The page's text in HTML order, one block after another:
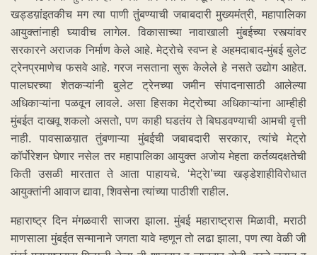
खड्डय़ांइतकीच मग त्या पाणी तुंबण्याची जबाबदारी मुख्यमंत्री, महापालिका
आयुक्तांनाही घ्यावीच लागेल. विकासाच्या नावाखाली मुंबईच्या रस्त्यांवर
सरकारने अराजक निर्माण केले आहे. मेट्रोचे स्वप्न हे अहमदाबाद-मुंबई बुलेट
ट्रेनप्रमाणेच फसवे आहे. गरज नसताना सुरू केलेले हे नसते उद्योग आहेत.
पालघरच्या शेतकऱ्यांनी बुलेट ट्रेनच्या जमीन संपादनासाठी आलेल्या
अधिकाऱ्यांना पळवून लावले. असा हिसका मेट्रोच्या अधिकाऱ्यांना आम्हीही
मुंबईत दाखवू शकलो असतो, पण काही घडतंय ते बिघडवण्याची आमची वृत्ती
नाही. पावसाळय़ात तुंबणाऱ्या मुंबईची जबाबदारी सरकार, त्यांचे मेट्रो
कॉर्पोरेशन घेणार नसेल तर महापालिका आयुक्त अजोय मेहता कर्तव्यदक्षतेची
किती उसळी मारतात ते आता पाहायचे. ‘मेट्रेा’च्या खड्डेशाहीविरोधात
आयुक्तांनी आवाज द्यावा, शिवसेना त्यांच्या पाठीशी राहील.
महाराष्ट्र दिन मंगळवारी साजरा झाला. मुंबई महाराष्ट्रास मिळावी, मराठी
माणसाला मुंबईत सन्मानाने जगता यावे म्हणून तो लढा झाला, पण त्या वेळी जी